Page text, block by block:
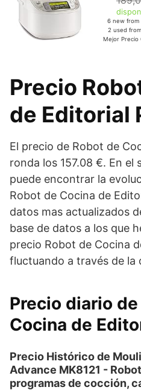
6 new from
2 used
Mejor Precio
Precio
de Editorial
El precio de Robot de
ronda los 157.08 €. En el
puede encontrar la
Robot de Cocina de
datos mas actualizados
base de datos a los que
precio Robot de Cocina
fluctuando a través de la
Precio diario
Cocina de
Precio Histórico de
Advance MK8121 -
programas de cocción,